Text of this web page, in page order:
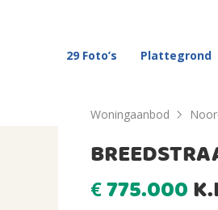
29 Foto’s Plattegrond
Woningaanbod
€775.000